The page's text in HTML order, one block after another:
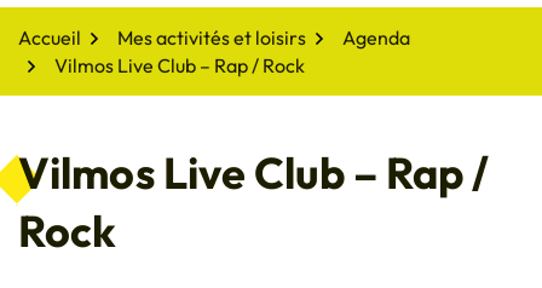
Accueil Mes activités et loisirs
Agenda
Vilmos Live Club – Rap / Rock
Vilmos Live Club – Rap /
Rock